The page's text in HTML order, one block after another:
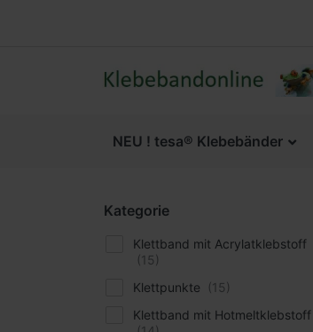
NEU ! tesa® Klebebänder
Kategorie
Klettband mit Acrylatklebstoff
Klettpunkte
Klettband mit Hotmeltklebstoff